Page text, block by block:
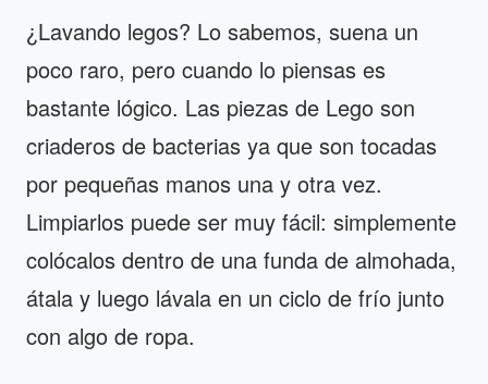
¿Lavando legos? Lo sabemos, suena un
poco raro, pero cuando lo piensas es
bastante lógico. Las piezas de Lego son
criaderos de bacterias ya que son tocadas
por pequeñas manos una y otra vez.
Limpiarlos puede ser muy fácil: simplemente
colócalos dentro de una funda de almohada,
átala y luego lávala en un ciclo de frío junto
con algo de ropa.